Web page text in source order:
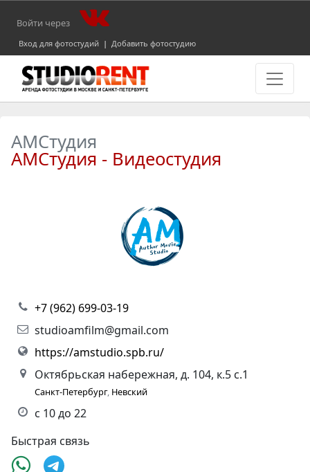
Войти через
Вход для фотостудий | Добавить фотостудию
АМСтудия
АМСтудия - Видеостудия
+7 (962) 699-03-19
studioamfilm@gmail.com
https://amstudio.spb.ru/
Oктябpьскaя нaбeрeжнaя, д. 104, к.5 с.1
Санкт-Петербург, Невский
с 10 до 22
Быстрая связь